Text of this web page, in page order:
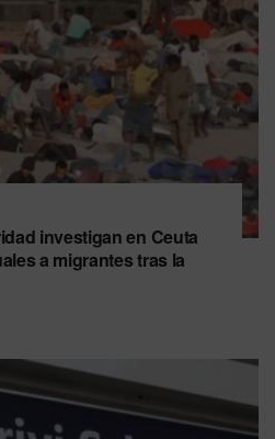
investigan en Ceuta
a migrantes tras la